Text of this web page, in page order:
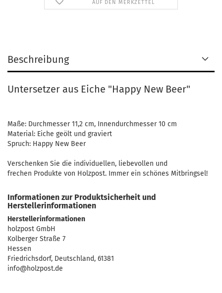
AUF DEN MERKZETTEL
Beschreibung
Untersetzer aus Eiche "Happy New Beer"
Maße: Durchmesser 11,2 cm, Innendurchmesser 10 cm
Material: Eiche geölt und graviert
Spruch: Happy New Beer
Verschenken Sie die individuellen, liebevollen und
frechen Produkte von Holzpost. Immer ein schönes Mitbringsel!
Informationen zur Produktsicherheit und
Herstellerinformationen
Herstellerinformationen
holzpost GmbH
Kolberger Straße 7
Hessen
Friedrichsdorf, Deutschland, 61381
info@holzpost.de